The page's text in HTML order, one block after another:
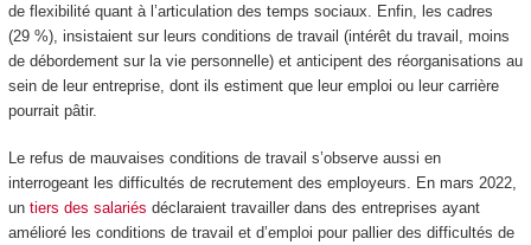
de flexibilité quant à l’articulation des temps sociaux. Enfin, les cadres
(29 %), insistaient sur leurs conditions de travail (intérêt du travail, moins
de débordement sur la vie personnelle) et anticipent des réorganisations au
sein de leur entreprise, dont ils estiment que leur emploi ou leur carrière
pourrait pâtir.
Le refus de mauvaises conditions de travail s’observe aussi en
interrogeant les difficultés de recrutement des employeurs. En mars 2022,
un tiers des salariés déclaraient travailler dans des entreprises ayant
amélioré les conditions de travail et d’emploi pour pallier des difficultés de